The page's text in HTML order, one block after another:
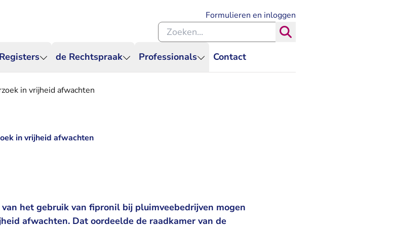
Registers de Rechtspraak Professionals Contact
Formulieren en inloggen
Zoeken binnen de Rechtspraak
in vrijheid afwachten
in vrijheid afwachten
het gebruik van fipronil bij pluimveebedrijven mogen
afwachten. Dat oordeelde de raadkamer van de